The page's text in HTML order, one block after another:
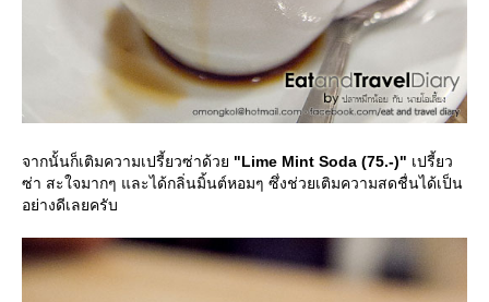
จากนั้นก็เติมความเปรี้ยวซ่าด้ว "Lime Mint Soda (75.-)" เปรี้ยว
ซ่า สะใจมากๆ และได้กลิ่นมิ้นต์หอมๆ ซึ่งช่วยเติมความสดชื่นได้เป็น
อย่างดีเลยครับ